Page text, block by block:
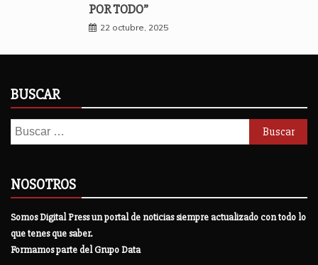
POR TODO”
22 octubre, 2025
BUSCAR
Buscar:
NOSOTROS
Somos Digital Press un portal de noticias siempre actualizado con todo lo
que tenes que saber.
Formamos parte del Grupo Data